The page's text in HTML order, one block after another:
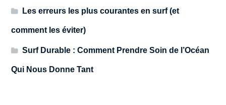
Les erreurs les plus courantes en surf (et
comment les éviter)
Surf Durable : Comment Prendre Soin de l’Océan
Qui Nous Donne Tant